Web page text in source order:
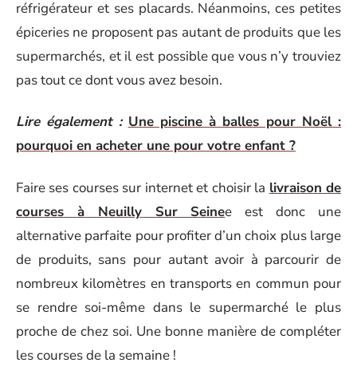
réfrigérateur et ses placards. Néanmoins, ces petites
épiceries ne proposent pas autant de produits que les
supermarchés, et il est possible que vous n’y trouviez
pas tout ce dont vous avez besoin.
Lire également : Une piscine à balles pour Noël :
pourquoi en acheter une pour votre enfant ?
Faire ses courses sur internet et choisir la livraison de
courses à Neuilly Sur Seinee est donc une
alternative parfaite pour profiter d’un choix plus large
de produits, sans pour autant avoir à parcourir de
nombreux kilomètres en transports en commun pour
se rendre soi-même dans le supermarché le plus
proche de chez soi. Une bonne manière de compléter
les courses de la semaine !